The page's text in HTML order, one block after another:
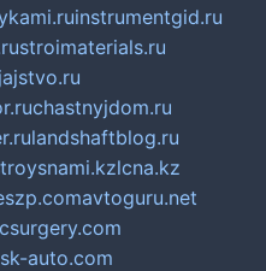
instrumentgid.ru
stroimaterials.ru
chastnyjdom.ru
landshaftblog.ru
lcna.kz
avtoguru.net
auto.com